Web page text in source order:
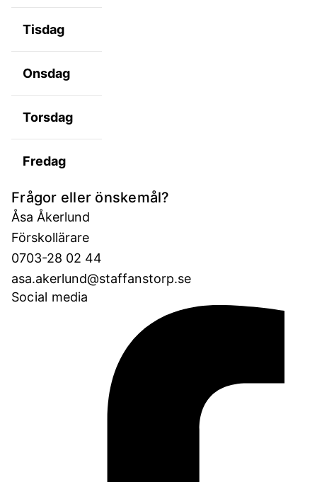
Tisdag
Onsdag
Torsdag
Fredag
Frågor eller önskemål?
Åsa Åkerlund
Förskollärare
0703-28 02 44
asa.akerlund@staffanstorp.se
Social media